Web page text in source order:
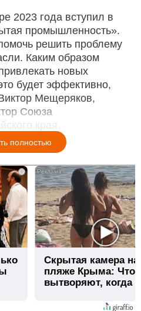
2023 года вступил в
промышленность».
решить проблему
Каким образом
новых
будет эффективно,
Мещеряков,
Союза
края.
полностью
i
Скрытая камера на
пляже Крыма: Что
вытворяют, когда